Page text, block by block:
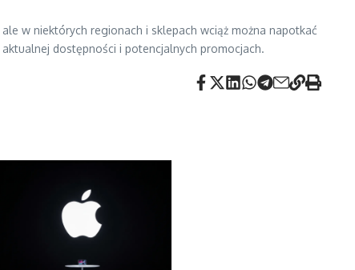
w niektórych regionach i sklepach wciąż można napotkać
dostępności i potencjalnych promocjach.